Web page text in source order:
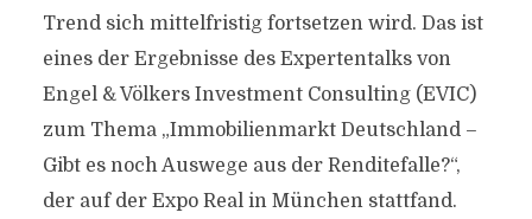
Trend sich mittelfristig fortsetzen wird. Das ist
eines der Ergebnisse des Expertentalks von
Engel & Völkers Investment Consulting (EVIC)
zum Thema „Immobilienmarkt Deutschland –
Gibt es noch Auswege aus der Renditefalle?“,
der auf der Expo Real in München stattfand.